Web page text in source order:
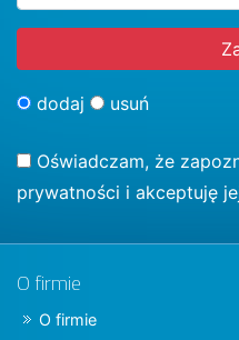
dodaj usuń
Oświadczam, że
prywatności i akceptuję
O firmie
O firmie